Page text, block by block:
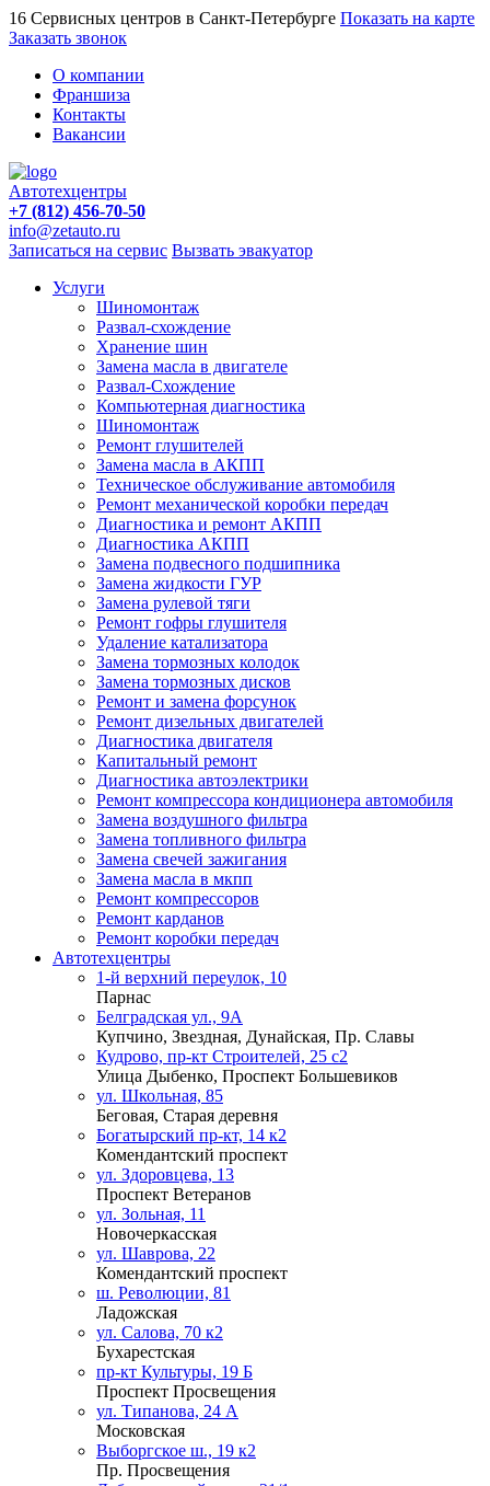
16 Сервисных центров в Санкт-Петербурге Показать на карте
Заказать звонок
О компании
Франшиза
Контакты
Вакансии
Автотехцентры
+7 (812) 456-70-50
info@zetauto.ru
Записаться на сервис Вызвать эвакуатор
Услуги
Шиномонтаж
Развал-схождение
Хранение шин
Замена масла в двигателе
Развал-Схождение
Компьютерная диагностика
Шиномонтаж
Ремонт глушителей
Замена масла в АКПП
Техническое обслуживание автомобиля
Ремонт механической коробки передач
Диагностика и ремонт АКПП
Диагностика АКПП
Замена подвесного подшипника
Замена жидкости ГУР
Замена рулевой тяги
Ремонт гофры глушителя
Удаление катализатора
Замена тормозных колодок
Замена тормозных дисков
Ремонт и замена форсунок
Ремонт дизельных двигателей
Диагностика двигателя
Капитальный ремонт
Диагностика автоэлектрики
Ремонт компрессора кондиционера автомобиля
Замена воздушного фильтра
Замена топливного фильтра
Замена свечей зажигания
Замена масла в мкпп
Ремонт компрессоров
Ремонт карданов
Ремонт коробки передач
Автотехцентры
1-й верхний переулок, 10
Парнас
Белградская ул., 9А
Купчино, Звездная, Дунайская, Пр. Славы
Кудрово, пр-кт Строителей, 25 с2
Улица Дыбенко, Проспект Большевиков
ул. Школьная, 85
Беговая, Старая деревня
Богатырский пр-кт, 14 к2
Комендантский проспект
ул. Здоровцева, 13
Проспект Ветеранов
ул. Зольная, 11
Новочеркасская
ул. Шаврова, 22
Комендантский проспект
ш. Революции, 81
Ладожская
ул. Салова, 70 к2
Бухарестская
пр-кт Культуры, 19 Б
Проспект Просвещения
ул. Типанова, 24 А
Московская
Выборгское ш., 19 к2
Пр. Просвещения